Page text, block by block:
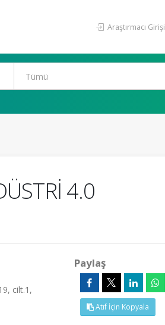
Araştırmacı Girişi
4.0
cilt.1,
Paylaş
Atıf İçin Kopyala